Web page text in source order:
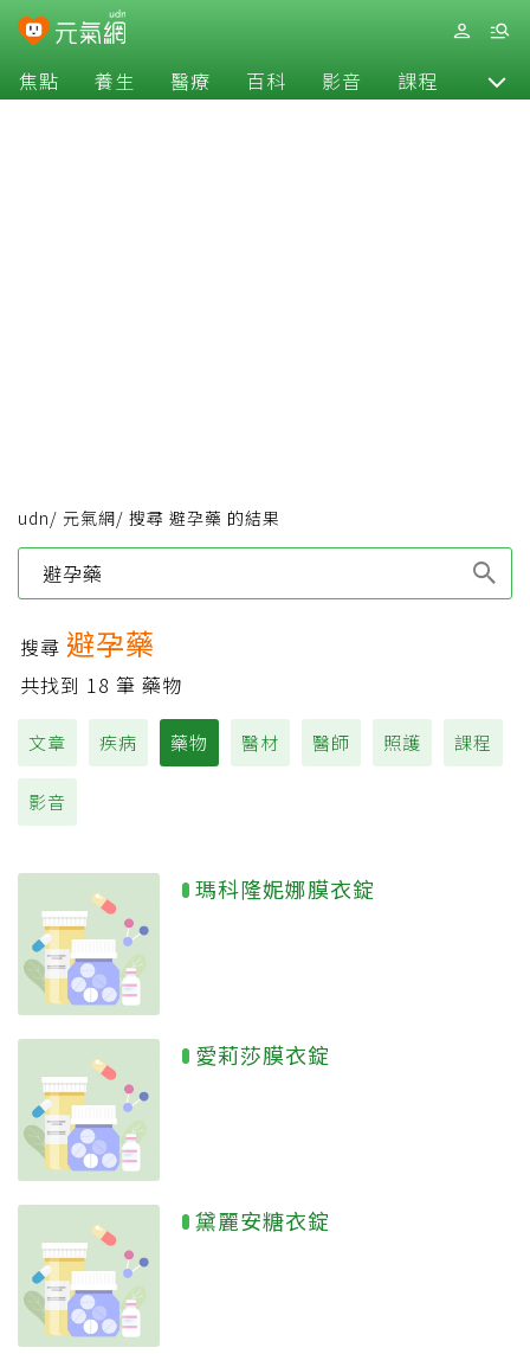
焦點 養生 醫療 百科 影音 課程 退休
udn/ 元氣網/ 搜尋 避孕藥 的結果
搜尋 避孕藥
共找到 18 筆 藥物
文章 疾病 藥物 醫材 醫師 照護 課程
影音
瑪科隆妮娜膜衣錠
愛莉莎膜衣錠
黛麗安糖衣錠